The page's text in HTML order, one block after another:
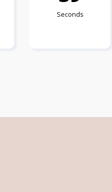
Seconds